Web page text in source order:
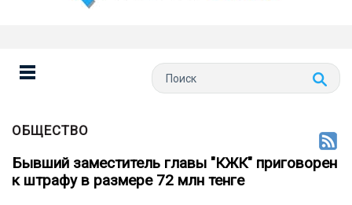
ОБЩЕСТВО
Бывший заместитель главы "КЖК" приговорен
к штрафу в размере 72 млн тенге